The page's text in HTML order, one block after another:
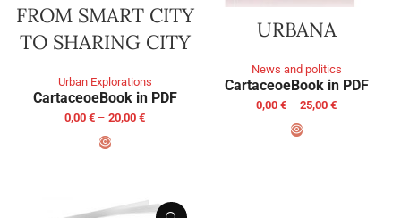
FROM SMART CITY
TO SHARING CITY
Urban Explorations
CartaceoeBook in PDF
0,00 € – 20,00 €
URBANA
News and politics
CartaceoeBook in PDF
0,00 € – 25,00 €